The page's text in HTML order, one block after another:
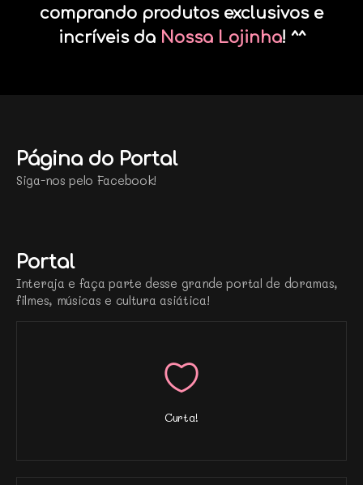
comprando produtos exclusivos e
incríveis da Nossa Lojinha! ^^
Página do Portal
Siga-nos pelo Facebook!
Portal
Interaja e faça parte desse grande portal de doramas,
filmes, músicas e cultura asiática!
Curta!